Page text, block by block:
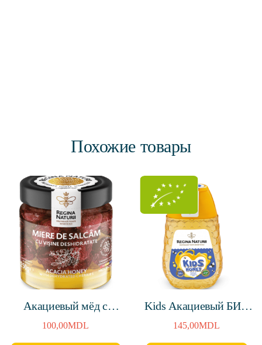
Похожие товары
Акациевый мёд с
сушеной вишней 250г
100,00MDL
Kids Акациевый БИО
мёд с дозатором 250г
(MD-BIO-140, MD-
145,00MDL